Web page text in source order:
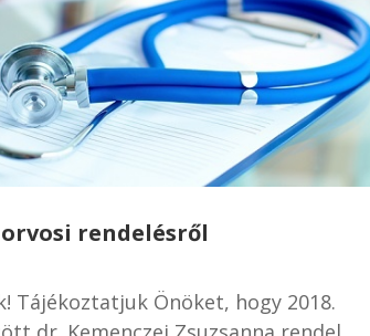
rendelésről
Tájékoztatjuk Önöket, hogy 2018.